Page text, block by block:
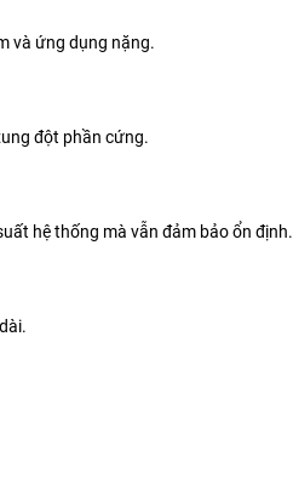
và ứng dụng nặng.
đột phần cứng.
hệ thống mà vẫn đảm bảo ổn định.